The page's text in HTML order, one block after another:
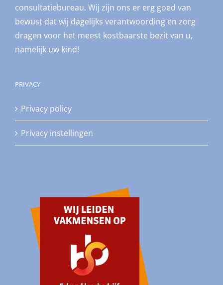
consultatiebureau. Wij zijn ons er erg goed van
bewust dat wij dagelijks verantwoording en zorg
dragen voor het meest kostbaarste bezit van u,
namelijk uw kind!
PRIVACY
Privacy policy
Privacy instellingen